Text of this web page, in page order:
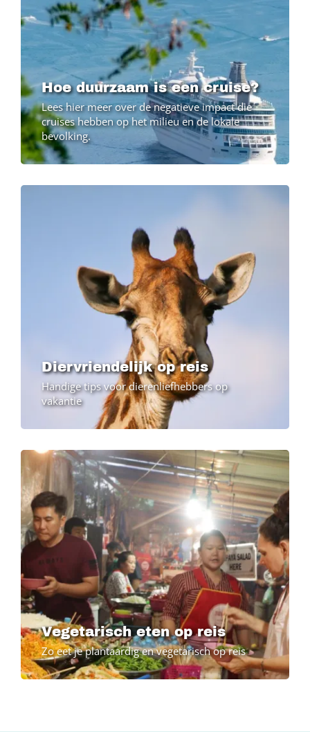
Hoe duurzaam is een cruise?
Lees hier meer over de negatieve impact die
cruises hebben op het milieu en de lokale
bevolking.
Diervriendelijk op reis
Handige tips voor dierenliefhebbers op
vakantie
Vegetarisch eten op reis
Zo eet je plantaardig en vegetarisch op reis